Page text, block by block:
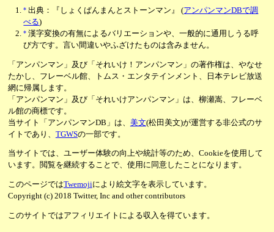
* 出典：『しょくぱんまんとストーンマン』(アンパンマンDBで調
べる)
* 漢字変換の有無によるバリエーションや、一般的に通用しうる呼
び方です。言い間違いやふざけたものは含みません。
「アンパンマン」及び「それいけ！アンパンマン」の著作権は、やなせ
たかし、フレーベル館、トムス・エンタテインメント、日本テレビ放送
網に帰属します。
「アンパンマン」及び「それいけアンパンマン」は、柳瀬嵩、フレーベ
ル館の商標です。
当サイト「アンパンマンDB」は、 美文(松田美文)が運営する非公式のサ
イトであり、 TGWSの一部です。
当サイトでは、ユーザー体験の向上や統計等のため、Cookieを使用して
います。閲覧を継続することで、使用に同意したことになります。
このページではTwemojiにより絵文字を表示しています。
Copyright (c) 2018 Twitter, Inc and other contributors
このサイトではアフィリエイトによる収入を得ています。